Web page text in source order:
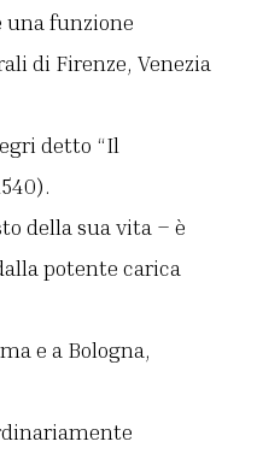
una funzione
di Firenze, Venezia
detto “Il
della sua vita – è
potente carica
e a Bologna,